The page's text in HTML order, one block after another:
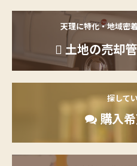
天理に特化・地域密
土地の売却
探して
購入